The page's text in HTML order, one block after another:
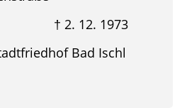
2. 12. 1973
Bad Ischl